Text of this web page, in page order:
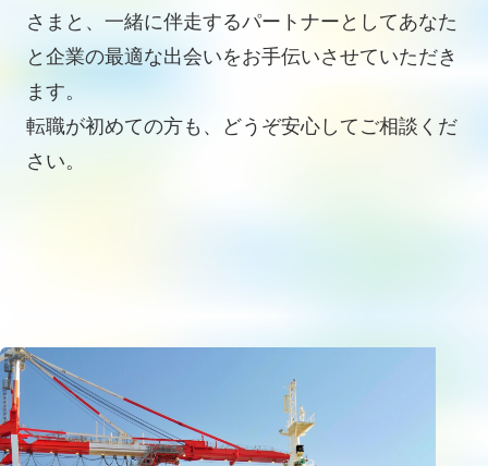
さまと、一緒に伴走するパートナーとしてあなた
と企業の最適な出会いをお手伝いさせていただき
ます。
転職が初めての方も、どうぞ安心してご相談くだ
さい。